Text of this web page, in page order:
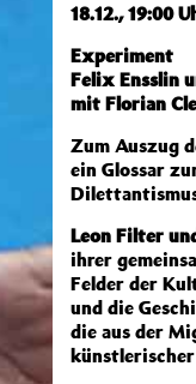
18.12., 19:00
Experiment
Felix Ensslin
mit Florian
Zum Auszug
ein Glossar
Leon Filter
ihrer
Felder der
und die
die aus der